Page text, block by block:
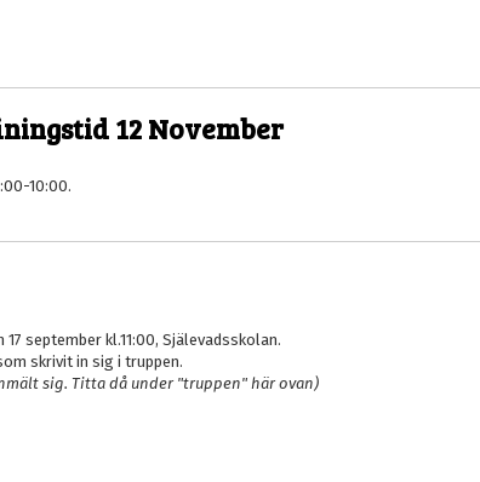
12 November
10:00.
september kl.11:00, Själevadsskolan.
skrivit in sig i truppen.
sig. Titta då under "truppen" här ovan)